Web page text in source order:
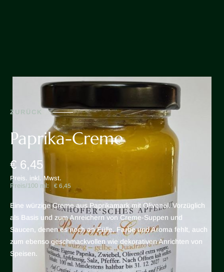
ZURÜCK
Paprika-Creme
€ 6,45
Preis. inkl. Mwst.
Preis/100 ml:
€ 6,45
Eine würzige Creme aus Paprikamark mit Olivenöl. Vorzüglich
als Basis und zum Anreichern von Creme-Suppen und
Saucen, denen es noch an Fülle, Farbe und Aroma fehlt, auch
zum ebenso geschmackvollen wie dekorativen Anrichten von
Speisen.